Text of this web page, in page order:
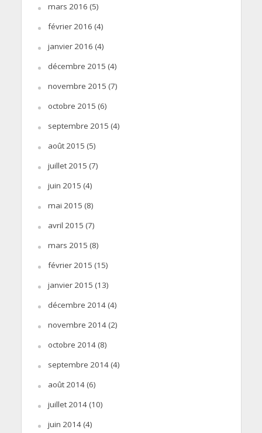
mars 2016 (5)
février 2016 (4)
janvier 2016 (4)
décembre 2015 (4)
novembre 2015 (7)
octobre 2015 (6)
septembre 2015 (4)
août 2015 (5)
juillet 2015 (7)
juin 2015 (4)
mai 2015 (8)
avril 2015 (7)
mars 2015 (8)
février 2015 (15)
janvier 2015 (13)
décembre 2014(4)
novembre 2014(2)
octobre 2014(8)
septembre 2014(4)
août 2014(6)
juillet 2014(10)
juin 2014(4)